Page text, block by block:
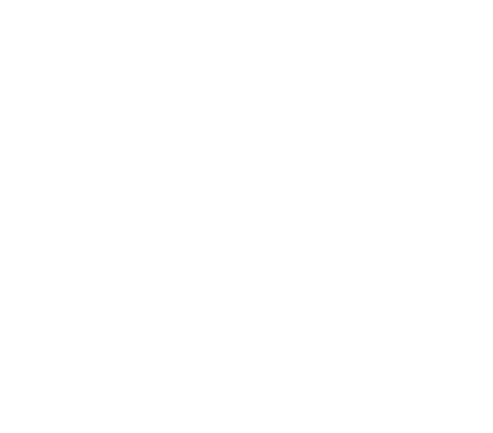
completa